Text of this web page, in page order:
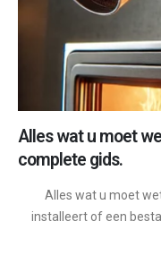
Alles wat u moet
complete gids.
Alles wat u moet
installeert of een